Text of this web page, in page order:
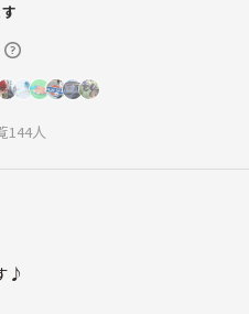
144人
♪